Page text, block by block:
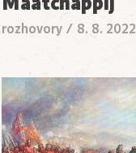
rozhovory / 8. 8. 2022